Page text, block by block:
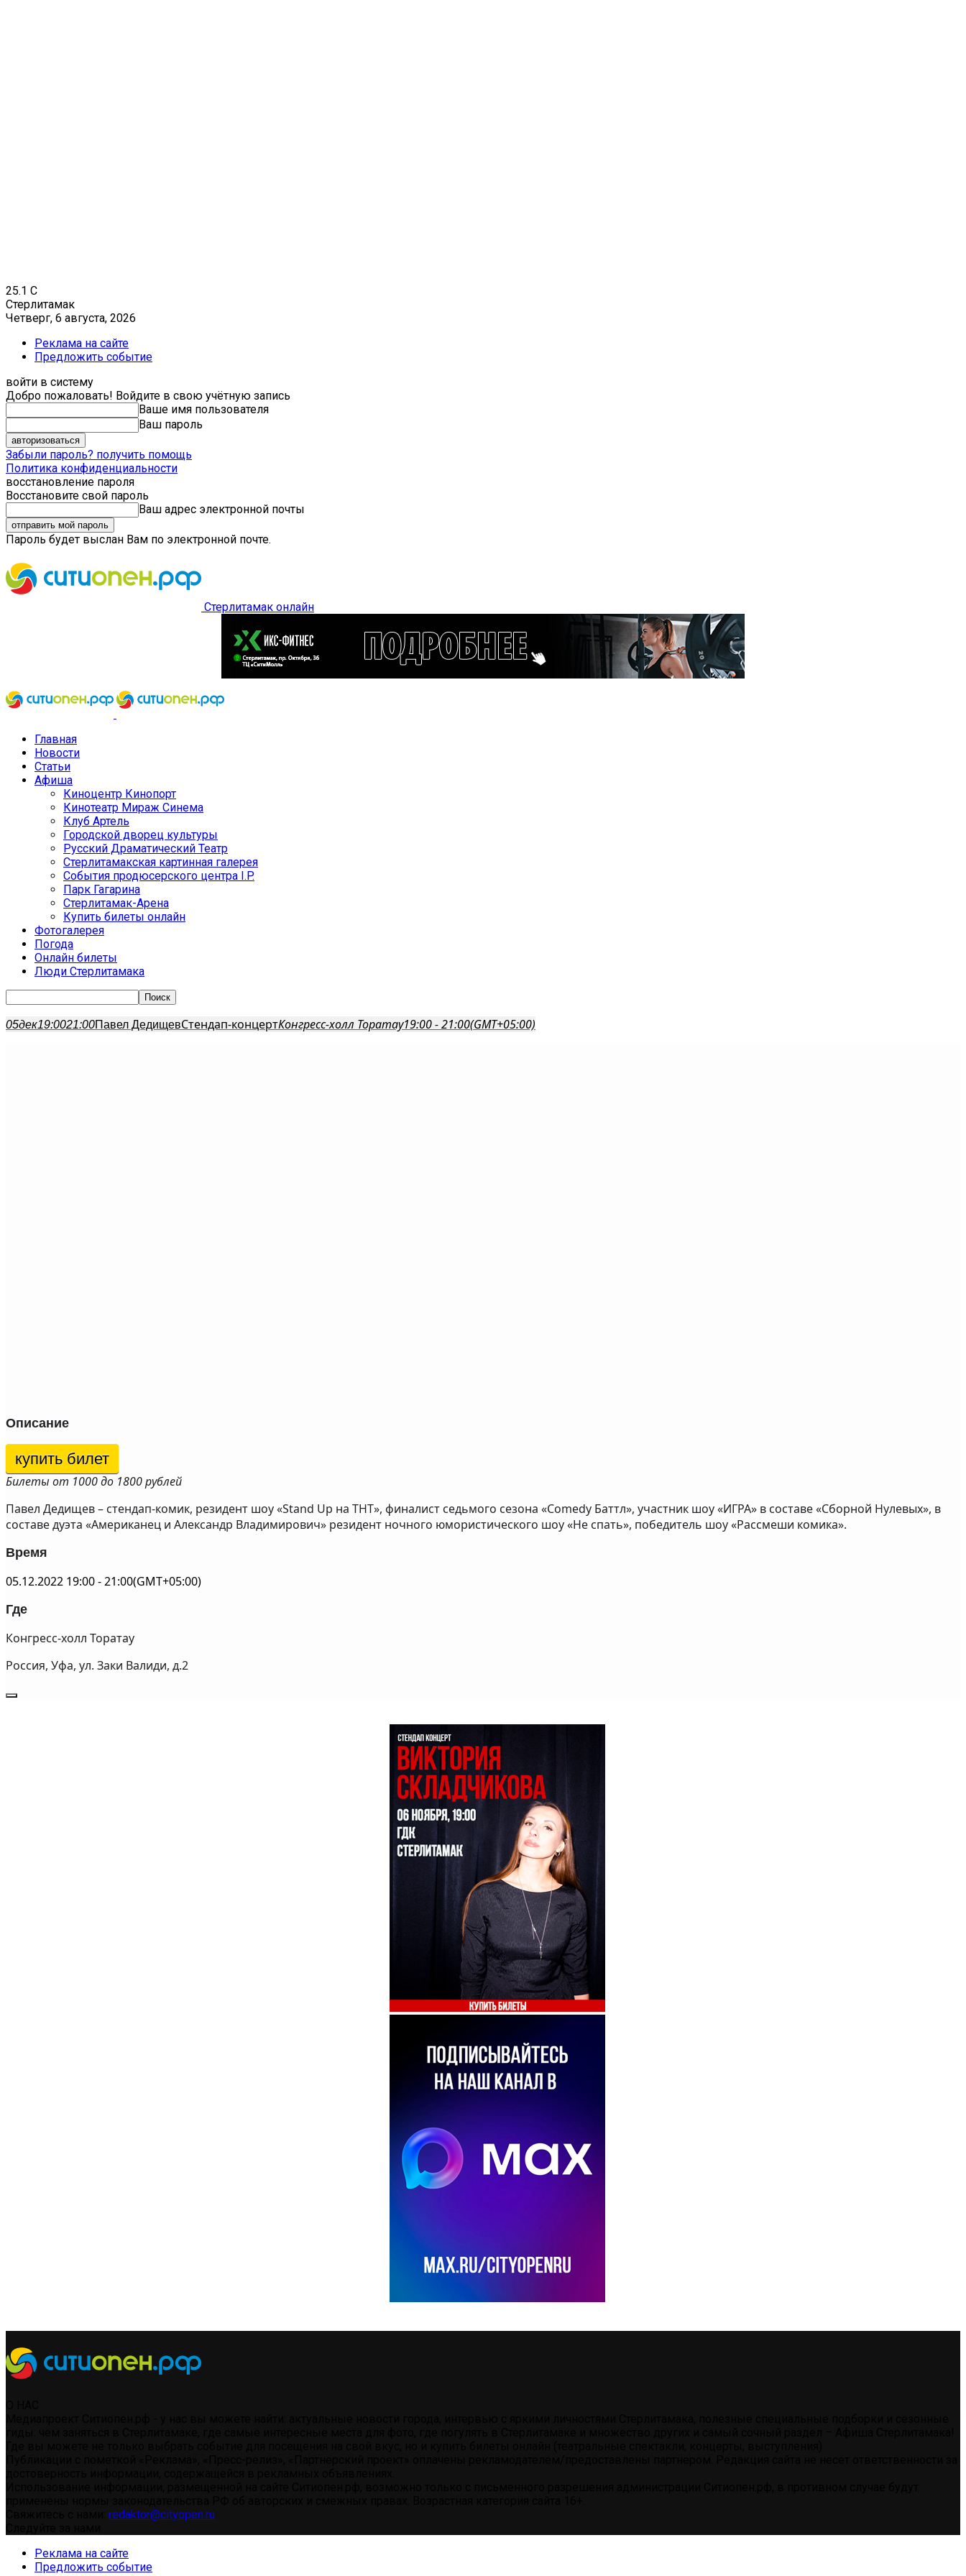
25.1 C
Стерлитамак
Четверг, 6 августа, 2026
Реклама на сайте
Предложить событие
войти в систему
Добро пожаловать! Войдите в свою учётную запись
Ваше имя пользователя
Ваш пароль
Забыли пароль? получить помощь
Политика конфиденциальности
восстановление пароля
Восстановите свой пароль
Ваш адрес электронной почты
Пароль будет выслан Вам по электронной почте.
Стерлитамак онлайн
Главная
Новости
Статьи
Афиша
Киноцентр Кинопорт
Кинотеатр Мираж Синема
Клуб Артель
Городской дворец культуры
Русский Драматический Театр
Стерлитамакская картинная галерея
События продюсерского центра I.P.
Парк Гагарина
Стерлитамак-Арена
Купить билеты онлайн
Фотогалерея
Погода
Онлайн билеты
Люди Стерлитамака
05дек19:0021:00Павел ДедищевСтендап-концертКонгресс-холл Торатау19:00 - 21:00(GMT+05:00)
Описание
купить билет
Билеты от 1000 до 1800 рублей
Павел Дедищев – стендап-комик, резидент шоу «Stand Up на ТНТ», финалист седьмого сезона «Comedy Баттл», участник шоу «ИГРА» в составе «Сборной Нулевых», в
составе дуэта «Американец и Александр Владимирович» резидент ночного юмористического шоу «Не спать», победитель шоу «Рассмеши комика».
Время
05.12.2022 19:00-21:00(GMT+05:00)
Где
Конгресс-холл Торатау
Россия, Уфа, ул. Заки Валиди, д.2
redaktor@cityopen.ru
Реклама на сайте
Предложить событие